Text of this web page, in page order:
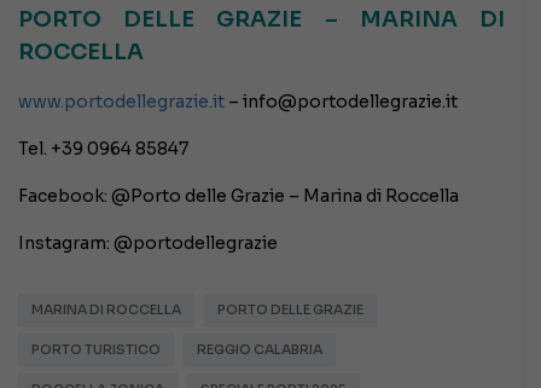
PORTO DELLE GRAZIE – MARINA DI
ROCCELLA
www.portodellegrazie.it – info@portodellegrazie.it
Tel. +39 0964 85847
Facebook: @Porto delle Grazie – Marina di Roccella
Instagram: @portodellegrazie
MARINA DI ROCCELLA PORTO DELLE GRAZIE
PORTO TURISTICO REGGIO CALABRIA